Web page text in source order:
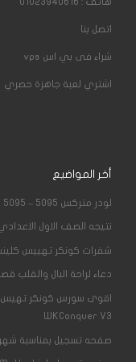
هاتف : 01023940616
اتصل بنا
شراء فى بي اس vps
اشتري لعبة جاهزة حصري
أخر المواضيع
لودر متركس 5095 – Loder Matrix 5095
نتيجه الصف الاول
شفرات كونكر تهييس كلينت
دعاء لراحة البال والقلب
WKConquer V3
صفحه تسجيل بمناسبة شهر